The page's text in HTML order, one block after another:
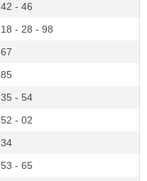
42 - 46
18 - 28 - 98
67
85
35 - 54
52 - 02
34
53 - 65